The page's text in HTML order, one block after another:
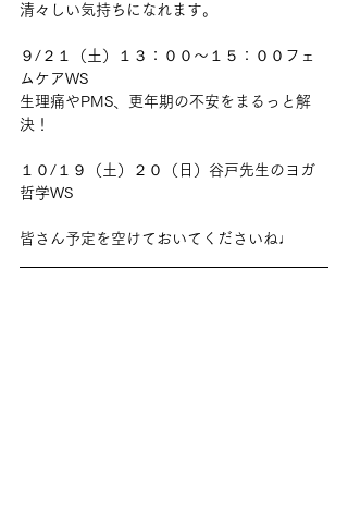
清々しい気持ちになれます。
９/２１（土）１３：００〜１５：００フェ
ムケアWS
生理痛やPMS、更年期の不安をまるっと解
決！
１０/１９（土）２０（日）谷戸先生のヨガ
哲学WS
皆さん予定を空けておいてくださいね♩